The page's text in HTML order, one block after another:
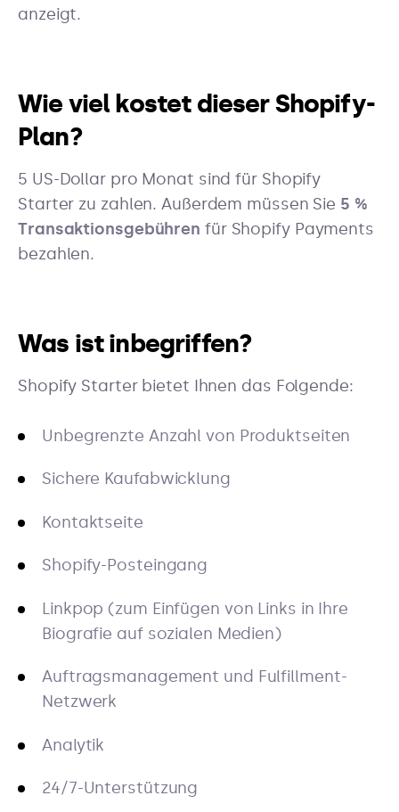
anzeigt.
Wie viel kostet dieser Shopify-
Plan?
5 US-Dollar pro Monat sind für Shopify
Starter zu zahlen. Außerdem müssen Sie 5 %
Transaktionsgebühren für Shopify Payments
bezahlen.
Was ist inbegriffen?
Shopify Starter bietet Ihnen das Folgende:
Unbegrenzte Anzahl von Produktseiten
Sichere Kaufabwicklung
Kontaktseite
Shopify-Posteingang
Linkpop (zum Einfügen von Links in Ihre
Biografie auf sozialen Medien)
Auftragsmanagement und Fulfillment-
Netzwerk
Analytik
24/7-Unterstützung